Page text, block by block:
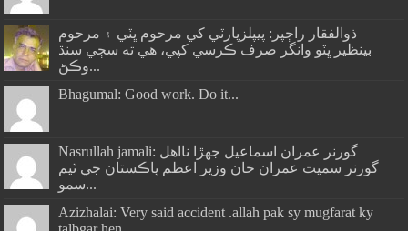
ذوالفقار راڄپر: پيپلزپارٽي کي مرحوم ڀٽي ۽ مرحوم
بينظير ڀٽو وانگر صرف ڪرسي کپي، هي ته سڄي سنڌ
وڪڻ...
Bhagumal: Good work. Do it...
Nasrullah jamali: گورنر عمران اسماعيل جھڙا نااهل
گورنر سميت عمران خان وزير اعظم پاڪستان جي ٽيم
سمو...
Azizhalai: Very said accident .allah pak sy mugfarat ky